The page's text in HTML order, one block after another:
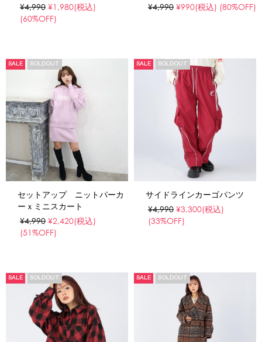
¥4,990 ¥1,980(税込)
(60%OFF)
¥4,990 ¥990(税込) (80%OFF)
SALE SOLDOUT
セットアップ ニットパーカ
ーｘミニスカート
¥4,990 ¥2,420(税込)
(51%OFF)
SALE SOLDOUT
サイドラインカーゴパンツ
¥4,990 ¥3,300(税込)
(33%OFF)
SALE SOLDOUT SALE SOLDOUT